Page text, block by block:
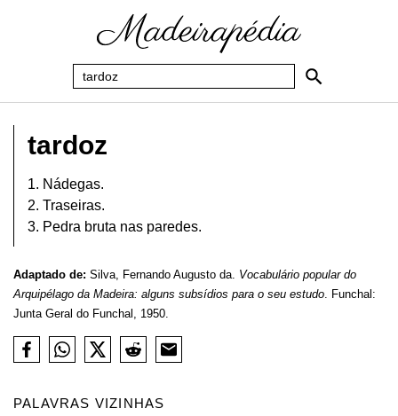
tardoz
1. Nádegas.
2. Traseiras.
3. Pedra bruta nas paredes.
Adaptado de: Silva, Fernando Augusto da. Vocabulário popular do
Arquipélago da Madeira: alguns subsídios para o seu estudo. Funchal:
Junta Geral do Funchal, 1950.
PALAVRAS VIZINHAS